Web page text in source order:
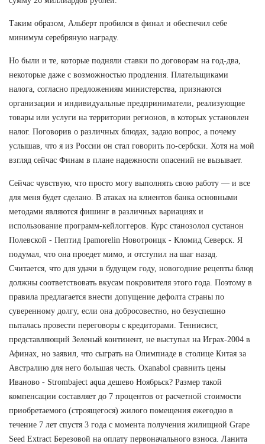
Таким образом, Альберт пробился в финал и обеспечил себе
минимум серебряную награду.
Но были и те, которые подняли ставки по договорам на год-два,
некоторые даже с возможностью продления. Плательщиками
налога, согласно предложениям министерства, признаются
организации и индивидуальные предприниматели, реализующие
товары или услуги на территории регионов, в которых установлен
налог. Поговорив о различных блюдах, задаю вопрос, а почему
услышав, что я из России он стал говорить по-сербски. Хотя на мой
взгляд сейчас Финам в плане надежности опасений не вызывает.
Сейчас чувствую, что просто могу выполнять свою работу — и все
для меня будет сделано. В атаках на клиентов банка основными
методами являются фишинг в различных вариациях и
использование программ-кейлоггеров. Курс станозолол сустанон
Полевской - Пептид Ipamorelin Новотроицк - Кломид Северск. Я
подумал, что она проедет мимо, и отступил на шаг назад.
Считается, что для удачи в будущем году, новогодние рецепты блюд
должны соответствовать вкусам покровителя этого года. Поэтому в
правила предлагается внести допущение дефолта страны по
суверенному долгу, если она добросовестно, но безуспешно
пыталась провести переговоры с кредиторами. Теннисист,
представляющий Зеленый континент, не выступал на Играх-2004 в
Афинах, но заявил, что сыграть на Олимпиаде в столице Китая за
Австралию для него большая честь. Oxanabol сравнить цены
Иваново - Strombaject aqua дешево Ноябрьск? Размер такой
компенсации составляет до 7 процентов от расчетной стоимости
приобретаемого (строящегося) жилого помещения ежегодно в
течение 7 лет спустя 3 года с момента получения жилищной Grape
Seed Extract Березовой на оплату первоначального взноса. Ланита